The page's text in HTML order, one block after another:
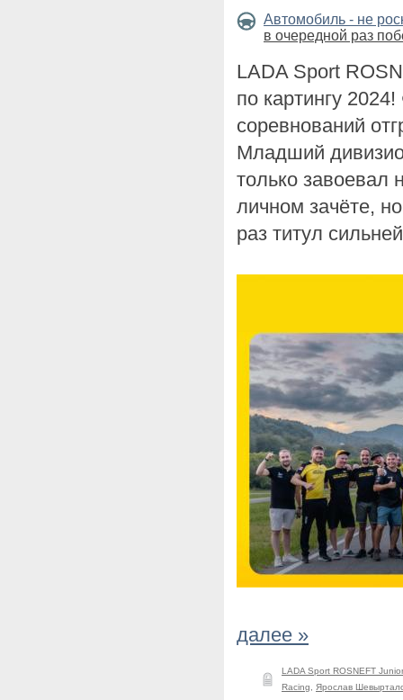
Автомобиль - не
в очередной раз
LADA Sport
по картингу
соревнований
Младший
только завоевал
личном зачёте,
раз титул
далее »
LADA Sport ROSNEFT Junior
Racing
Ярослав